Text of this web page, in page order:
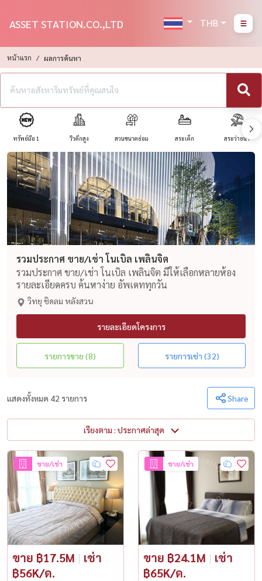
ASSET STATION.CO.,LTD THB
หน้าแรก ผลการค้นหา
ทรัพย์มือ 1 วิวตึกสูง สวนขนาดย่อม สระเด็ก สระว่ายน้ำ
รวมประกาศ ขาย/เช่า โนเบิล เพลินจิต
รวมประกาศ ขาย/เช่า โนเบิล เพลินจิต มีให้เลือกหลายห้อง
รายละเอียดครบ ค้นหาง่าย อัพเดททุกวัน
วิทยุ ชิดลม หลังสวน
รายละเอียดโครงการ
รายการขาย (8) รายการเช่า (32)
แสดงทั้งหมด 42 รายการ Share
เรียงตาม : ประกาศล่าสุด
ขาย/เช่า
ขาย ฿17.5M | เช่า
฿56K/ด.
ขาย/เช่า
ขาย ฿24.1M | เช่า
฿65K/ด.